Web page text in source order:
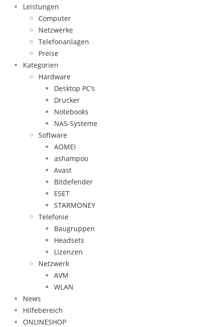
Leistungen
Computer
Netzwerke
Telefonanlagen
Preise
Kategorien
Hardware
Desktop PC’s
Drucker
Notebooks
NAS-Systeme
Software
AOMEI
ashampoo
Avast
Bitdefender
ESET
STARMONEY
Telefonie
Baugruppen
Headsets
Lizenzen
Netzwerk
AVM
WLAN
News
Hilfebereich
ONLINESHOP